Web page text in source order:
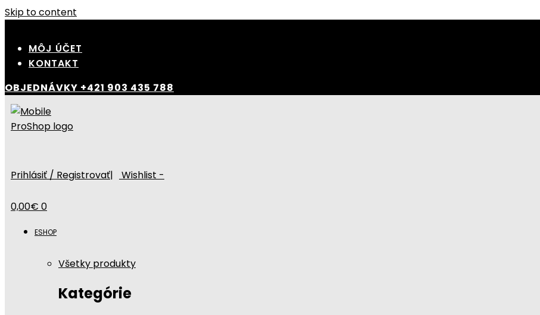
Skip to content
MÔJ ÚČET
KONTAKT
OBJEDNÁVKY +421 903 435 788
Prihlásiť / Registrovať| Wishlist -
0,00€ 0
ESHOP
Všetky produkty
Kategórie